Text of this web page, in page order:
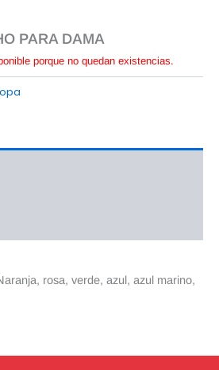
PARA DAMA
porque no quedan existencias.
rosa, verde, azul, azul marino,